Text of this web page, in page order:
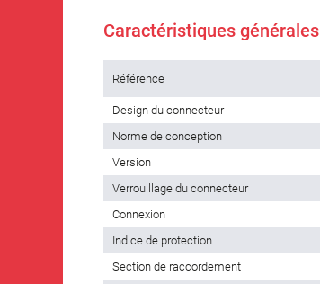
Caractéristiques générales
Référence
Design du connecteur
Norme de conception
Version
Verrouillage du connecteur
Connexion
Indice de protection
Section de raccordement